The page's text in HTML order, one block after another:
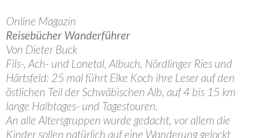
Online Magazin
Reisebücher Wanderführer
Von Dieter Buck
Fils-, Ach- und Lonetal, Albuch, Nördlinger Ries und
Härtsfeld: 25 mal führt Elke Koch ihre Leser auf den
östlichen Teil der Schwäbischen Alb, auf 4 bis 15 km
lange Halbtages- und Tagestouren.
An alle Altersgruppen wurde gedacht, vor allem die
Kinder sollen natürlich auf eine Wanderung gelockt